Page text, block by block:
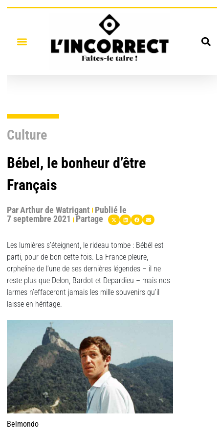
Culture
Bébel, le bonheur d’être
Français
ParArthur de Watrigant Publié le
7 septembre 2021
Partage
Les lumières s’éteignent, le rideau tombe : Bébél est
parti, pour de bon cette fois. La France pleure,
orpheline de l’une de ses dernières légendes – il ne
reste plus que Delon, Bardot et Depardieu – mais nos
larmes n’effaceront jamais les mille souvenirs qu’il
laisse en héritage.
Belmondo